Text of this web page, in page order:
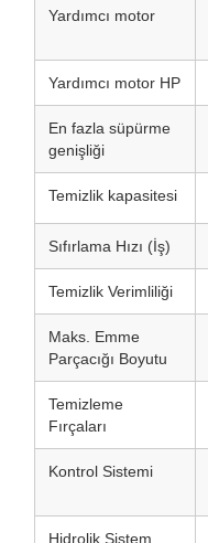
Yardımcı motor
Yardımcı motor HP
En fazla süpürme
genişliği
Temizlik kapasitesi
Sıfırlama Hızı (İş)
Temizlik Verimliliği
Maks. Emme
Parçacığı Boyutu
Temizleme
Fırçaları
Kontrol Sistemi
Hidrolik Sistem